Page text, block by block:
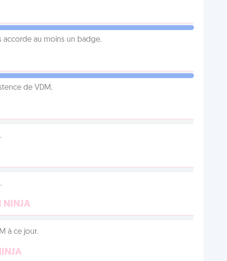
accorde au moins un badge.
de VDM.
NINJA
à ce jour.